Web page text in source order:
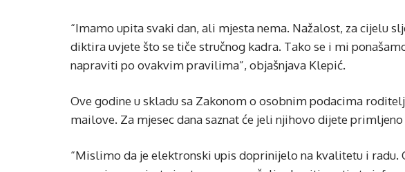
“Imamo upita svaki dan, ali mjesta nema. Nažalost, za cijelu
diktira uvjete što se tiče stručnog kadra. Tako se i mi
napraviti po ovakvim pravilima”, objašnjava Klepić.
Ove godine u skladu sa Zakonom o osobnim podacima
mailove. Za mjesec dana saznat će jeli njihovo dijete
“Mislimo da je elektronski upis doprinijelo na kvalitetu i radu.